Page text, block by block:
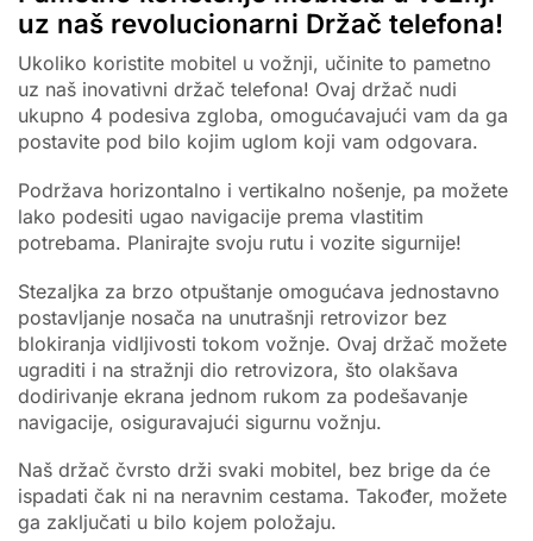
uz naš revolucionarni Držač telefona!
Ukoliko koristite mobitel u vožnji, učinite to pametno
uz naš inovativni držač telefona! Ovaj držač nudi
ukupno 4 podesiva zgloba, omogućavajući vam da ga
postavite pod bilo kojim uglom koji vam odgovara.
Podržava horizontalno i vertikalno nošenje, pa možete
lako podesiti ugao navigacije prema vlastitim
potrebama. Planirajte svoju rutu i vozite sigurnije!
Stezaljka za brzo otpuštanje omogućava jednostavno
postavljanje nosača na unutrašnji retrovizor bez
blokiranja vidljivosti tokom vožnje. Ovaj držač možete
ugraditi i na stražnji dio retrovizora, što olakšava
dodirivanje ekrana jednom rukom za podešavanje
navigacije, osiguravajući sigurnu vožnju.
Naš držač čvrsto drži svaki mobitel, bez brige da će
ispadati čak ni na neravnim cestama. Također, možete
ga zaključati u bilo kojem položaju.